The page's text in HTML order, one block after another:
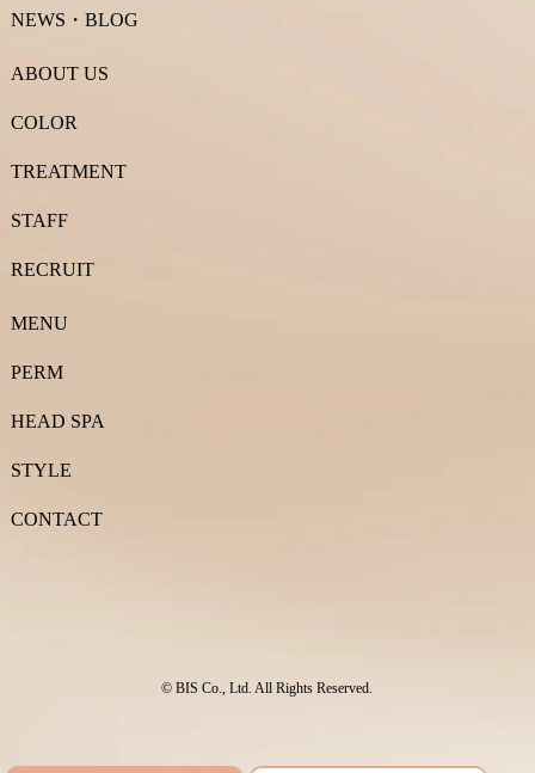
NEWS・BLOG
ABOUT US
COLOR
TREATMENT
STAFF
RECRUIT
MENU
PERM
HEAD SPA
STYLE
CONTACT
© BIS Co., Ltd. All Rights Reserved.